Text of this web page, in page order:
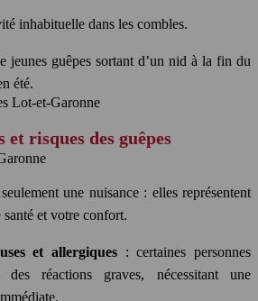
inhabituelle dans les combles.
jeunes guêpes sortant d’un nid à la fin du
été.
et risques des guêpes
une nuisance : elles représentent
et votre confort.
et allergiques : certaines personnes
des réactions graves, nécessitant une